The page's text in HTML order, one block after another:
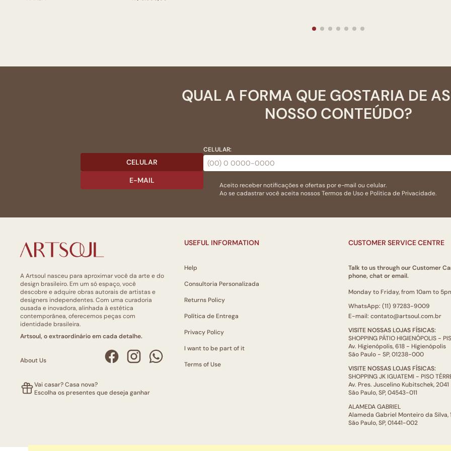
QUAL A FORMA QUE GOSTARIA DE
NOSSO CONTEÚDO?
CELULAR
E-MAIL
CELULAR:
Aceito receber notificações e ofertas por e-mail ou celular.
Ao se cadastrar você aceita nossosTermos de Usoe Politica de Privacidade.
A Artsoul nasceu para aproximar você da arte e do
design brasileiro. Em um só espaço, você
descobre e adquire obras autorais de artistas e
designers independentes. Com uma curadoria
ousada e inovadora, alinhada à estética
contemporânea, oferecemos peças com
identidade brasileira.
Artsoul, o extraordinário em cada detalhe.
About Us
Vai casar? Casa nova?
Escolha os presentes que deseja ganhar
USEFUL INFORMATION
Help
Consultoria Personalizada
Returns Policy
Política de Entrega
Privacy Policy
I want to be part of it
Terms of Use
CUSTOMER SERVICE CENTRE
Talk to us through our Customer
phone, chat or email.
Monday to Friday, from 10am to
WhatsApp: (11) 97283-9009
E-mail: contato@artsoul.com.br
VISITE NOSSAS LOJAS FÍSICAS:
SHOPPING PÁTIO HIGIENÓPOLIS -
Av. Higienópolis, 618 - Higienópolis
São Paulo - SP, 01238-000
VISITE NOSSAS LOJAS FÍSICAS:
SHOPPING JK IGUATEMI - PISO
Av. Pres. Juscelino Kubitschek, 2041
São Paulo, SP, 04543-011
ALAMEDA GABRIEL
Alameda Gabriel Monteiro da Silva,
São Paulo, SP, 01441-002